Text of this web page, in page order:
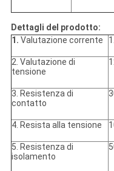
Dettagli del prodotto:
1. Valutazione corrente
2. Valutazione di
tensione
3. Resistenza di
contatto
4. Resista alla tensione
5. Resistenza di
isolamento